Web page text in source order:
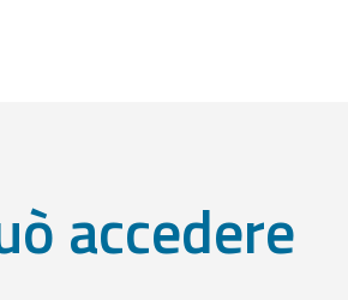
accedere